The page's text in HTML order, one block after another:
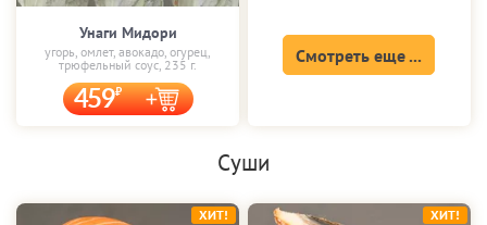
Унаги Мидори
угорь, омлет, авокадо, огурец,
трюфельный соус, 235 г.
459
Смотреть еще ...
Суши
ХИТ! ХИТ!